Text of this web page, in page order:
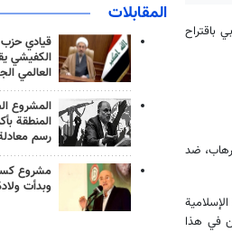
باقتراح
ضد
في هذا
المقابلات
قيادي
الكفيشي
العالمي
المشروع
المنطقة
رسم
مشروع
وبدأت